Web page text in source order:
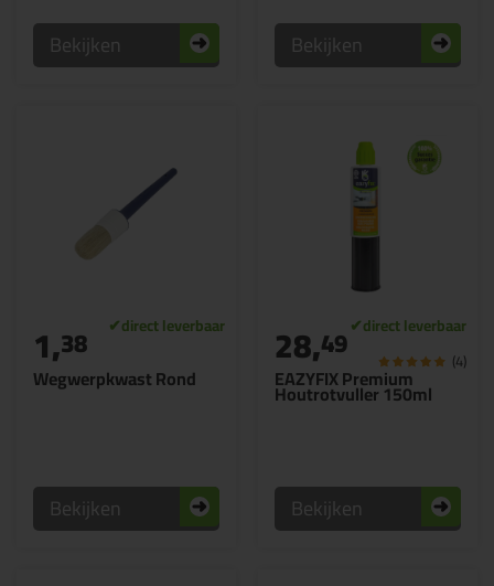
Bekijken Bekijken
Wegwerpkwast Rond
1,38
Bekijken
EAZYFIX Premium
Houtrotvuller 150ml
28,49 (4)
Bekijken